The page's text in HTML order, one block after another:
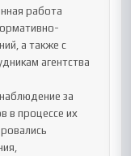
работа
а также с
агентства
за
в процессе их